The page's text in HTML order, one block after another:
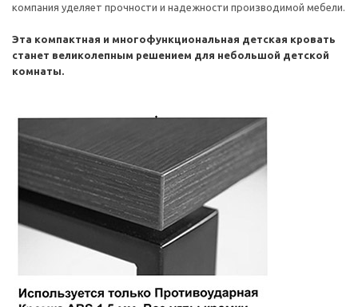
компания уделяет прочности и надежности производимой мебели.
Эта компактная и многофункциональная детская кровать
станет великолепным решением для небольшой детской
комнаты.